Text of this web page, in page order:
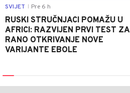
SVIJET Pre 6 h
RUSKI STRUČNJACI POMAŽU U
AFRICI: RAZVIJEN PRVI TEST ZA
RANO OTKRIVANJE NOVE
VARIJANTE EBOLE